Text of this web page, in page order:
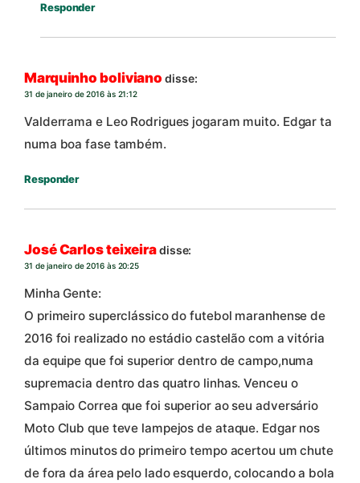
Responder
Marquinho boliviano disse:
31 de janeiro de 2016 às 21:12
Valderrama e Leo Rodrigues jogaram muito. Edgar ta
numa boa fase também.
Responder
José Carlos teixeiradisse:
31 de janeiro de 2016 às 20:25
Minha Gente:
O primeiro superclássico do futebol maranhense de
2016 foi realizado no estádio castelão com a vitória
da equipe que foi superior dentro de campo,numa
supremacia dentro das quatro linhas. Venceu o
Sampaio Correa que foi superior ao seu adversário
Moto Club que teve lampejos de ataque. Edgar nos
últimos minutos do primeiro tempo acertou um chute
de fora da área pelo lado esquerdo, colocando a bola